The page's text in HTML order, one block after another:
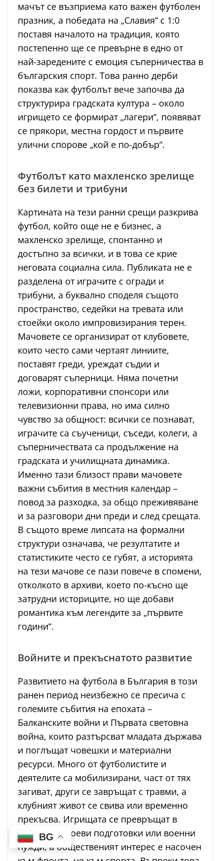
мачът се възприема като важен футболен
празник, а победата на „Славия“ с 1:0
поставя началото на традиция, която
постепенно ще се превърне в едно от
най-заредените с емоция съперничества в
българския спорт. Това ранно дерби
показва как футболът вече започва да
структурира градската култура – около
игрището се формират „лагери“, появяват
се прякори, местна гордост и първите
улични спорове „кой е по-добър“.
Футболът като махленско зрелище
без билети и трибуни
Картината на тези ранни срещи разкрива
футбол, който още не е бизнес, а
махленско зрелище, спонтанно и
достъпно за всички, и в това се крие
неговата социална сила. Публиката не е
разделена от играчите с огради и
трибуни, а буквално споделя същото
пространство, седейки на тревата или
стоейки около импровизирания терен.
Мачовете се организират от клубовете,
които често сами чертаят линиите,
поставят греди, уреждат съдии и
договарят съперници. Няма почетни
ложи, корпоративни спонсори или
телевизионни права, но има силно
чувство за общност: всички се познават,
играчите са съученици, съседи, колеги, а
съперничествата са продължение на
градската и училищната динамика.
Именно тази близост прави мачовете
важни събития в местния календар –
повод за разходка, за общо преживяване
и за разговори дни преди и след срещата.
В същото време липсата на формални
структури означава, че резултатите и
статистиките често се губят, а историята
на тези мачове се пази повече в спомени,
отколкото в архиви, което по-късно ще
затрудни историците, но ще добави
романтика към легендите за „първите
години“.
Войните и прекъснатото развитие
Развитието на футбола в България в този
ранен период неизбежно се пресича с
големите събития на епохата –
Балканските войни и Първата световна
война, които разтърсват младата държава
и поглъщат човешки и материални
ресурси. Много от футболистите и
деятелите са мобилизирани, част от тях
загиват, други се завръщат с травми, а
клубният живот се свива или временно
прекъсва. Игрищата се превръщат в
места за строеви подготовки или военни
нужди, а общественият интерес е насочен
BG